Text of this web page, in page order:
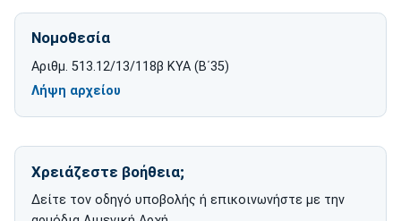
Νομοθεσία
Αριθμ. 513.12/13/118β ΚΥΑ (Β΄35)
Λήψη αρχείου
Χρειάζεστε βοήθεια;
Δείτε τον οδηγό υποβολής ή επικοινωνήστε με την